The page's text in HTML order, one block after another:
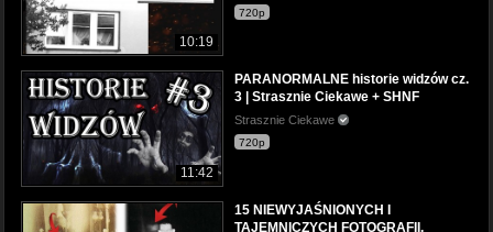
10:19
720p
11:42
PARANORMALNE historie widzów cz.
3 | Strasznie Ciekawe + SHNF
Strasznie Ciekawe
720p
15 NIEWYJAŚNIONYCH I
TAJEMNICZYCH FOTOGRAFII.